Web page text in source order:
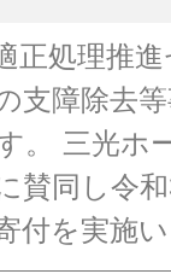
正処理推
支障除去
。 三光ホ
賛同し令
付を実施